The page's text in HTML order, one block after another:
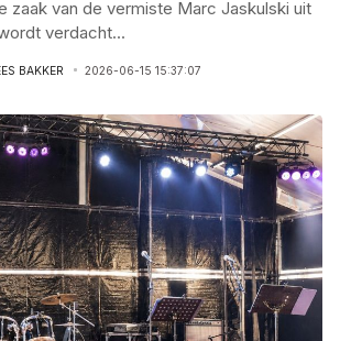
zaak van de vermiste Marc Jaskulski uit
verdacht...
BAKKER 2026-06-15 15:37:07